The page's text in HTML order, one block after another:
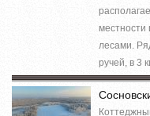
местности
лесами.
ручей, в 3